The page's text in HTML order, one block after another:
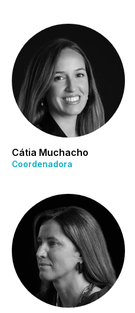
Cátia Muchacho
Coordenadora